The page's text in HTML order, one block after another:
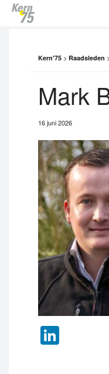
Kern'75 > Raadsleden >
Mark
16 juni 2026